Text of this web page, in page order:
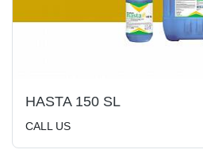
HASTA 150 SL
CALL US